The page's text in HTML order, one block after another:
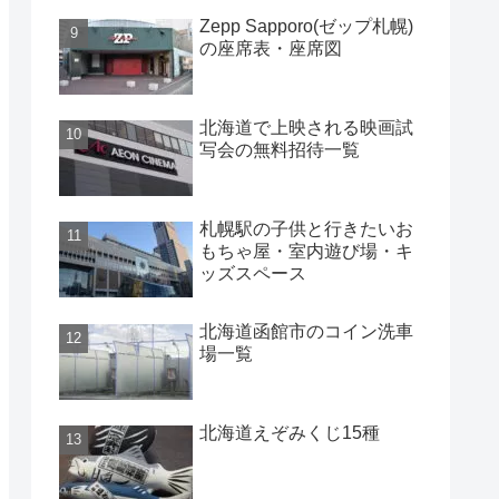
Zepp Sapporo(ゼップ札幌)
の座席表・座席図
北海道で上映される映画試
写会の無料招待一覧
札幌駅の子供と行きたいお
もちゃ屋・室内遊び場・キ
ッズスペース
北海道函館市のコイン洗車
場一覧
北海道えぞみくじ15種